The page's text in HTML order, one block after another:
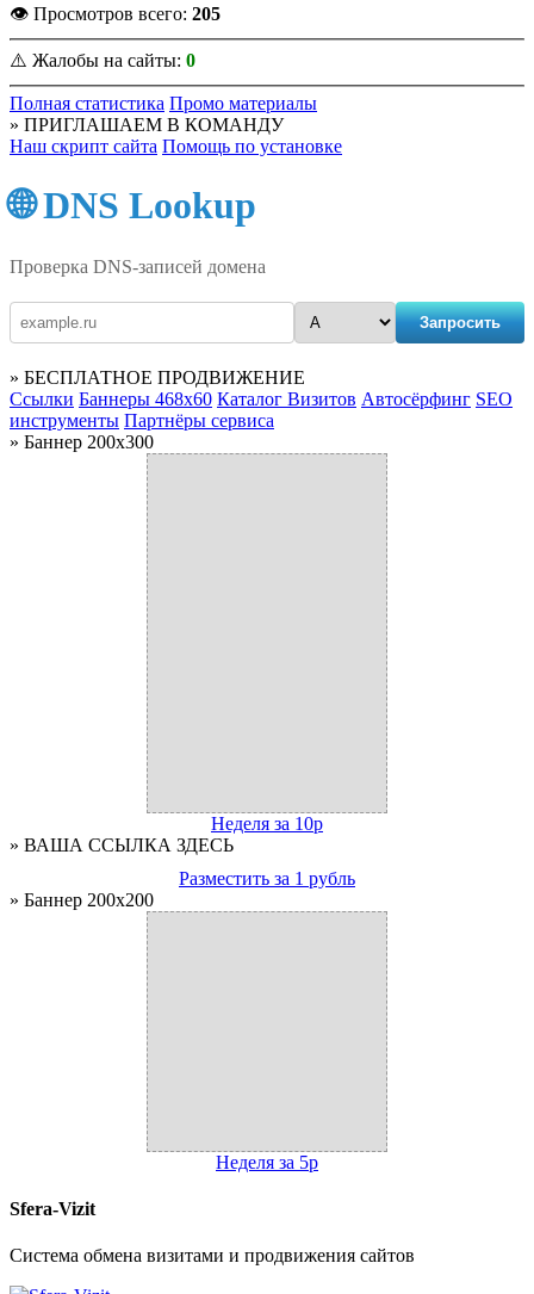
👁️ Просмотров всего: 205
⚠️ Жалобы на сайты: 0
Полная статистика Промо материалы
» ПРИГЛАШАЕМ В КОМАНДУ
Наш скрипт сайта Помощь по установке
🌐 DNS Lookup
Проверка DNS-записей домена
Запросить
» БЕСПЛАТНОЕ ПРОДВИЖЕНИЕ
Ссылки Баннеры 468x60 Каталог Визитов Автосёрфинг SEO
инструменты Партнёры сервиса
» Баннер 200x300
Неделя за 10р
» ВАША ССЫЛКА ЗДЕСЬ
Разместить за 1 рубль
» Баннер 200x200
Неделя за 5р
Sfera-Vizit
Система обмена визитами и продвижения сайтов